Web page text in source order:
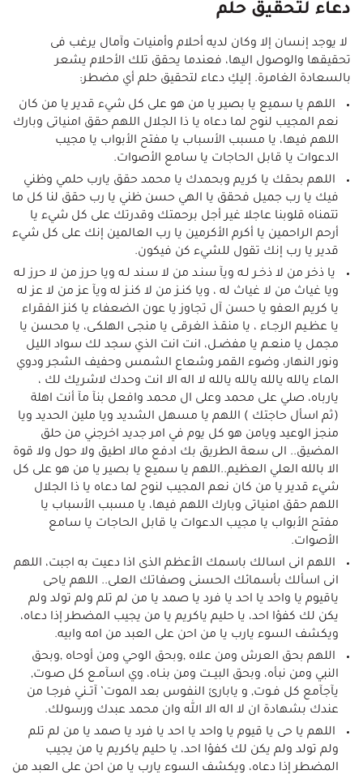
دعاء لتحقيق حلم
لا يوجد إنسان إلا وكان لديه أحلام وأمنيات وآمال يرغب فى
تحقيقها والوصول اليها، فعندما يحقق تلك الأحلام يشعر
بالسعادة الغامرة. إليكِ دعاء لتحقيق حلم أي مضطر:
اللهم يا سميع يا بصير يا من هو على كل شيء قدير يا من كان
نعم المجيب لنوح لما دعاه يا ذا الجلال اللهم حقق امنياتى وبارك
اللهم فيها، يا مسبب الأسباب يا مفتح الأبواب يا مجيب
الدعوات يا قابل الحاجات يا سامع الأصوات.
اللهم بحقك يا كريم وبحمدك يا محمد حقق يارب حلمي وظني
فيك يا رب جميل فحقق يا الهي حسن ظني يا رب حقق لنا كل ما
تتمناه قلوبنا عاجلا غير أجل برحمتك وقدرتك على كل شيء يا
أرحم الراحمين يا أكرم الأكرمين يا رب العالمين إنك على كل شيء
قدير يا رب إنك تقول للشيء كن فيكون.
يا ذخر من لا ذخـر لـه ويآ سنـد من لا سـند لـه ويا حرز من لا حرز لـه
ويا غياث من لا غياث له ، ويا كنـز من لا كنـز له ويآ عز من لا عز له
يا كريم العفو يا حسن آل تجاوز يا عون الضعفاء يا كنز الفقراء
يا عظـيم الرجـاء ، يا منقـذ الغرقـى يا منجـى الهلكـى، يا محسن يا
مجمل يا منعـم يا مفضـل، انت انت الذي سجد لك سواد الليل
ونور النهار، وضوء القمر وشعاع الشمس وحفيف الشجر ودوي
الماء يالله يالله يالله يالله لا اله الا انت وحدك لاشريك لك ،
يارباه، صلي على محمد وعلى ال محمد وافعل بنآ مآ أنت اهلة
(ثم اسأل حاجتك ) اللهم يا مسهل الشديد ويا ملين الحديد ويا
منجز الوعيد ويامن هو كل يوم في امر جديد اخرجني من حلق
المضيق.. الى سعة الطريق بك ادفع مالا اطيق ولا حول ولا قوة
الا بالله العلي العظيم..اللهم يا سميع يا بصير يا من هو على كل
شيء قدير يا من كان نعم المجيب لنوح لما دعاه يا ذا الجلال
اللهم حقق امنياتى وبارك اللهم فيها، يا مسبب الأسباب يا
مفتح الأبواب يا مجيب الدعوات يا قابل الحاجات يا سامع
الأصوات.
اللهم انى اسالك باسمك الأعظم الذى اذا دعيت به اجبت، اللهم
انى اسألك بأسمائك الحسنى وصفاتك العلى.. اللهم ياحى
ياقيوم يا واحد يا احد يا فرد يا صمد يا من لم تلم ولم تولد ولم
يكن لك كفؤا احد، يا حليم ياكريم يا من يجيب المضطر إذا دعاه،
ويكشف السوء يارب يا من احن على العبد من امه وابيه.
اللهم بحق العرش ومن علاه ,وبحق الوحي ومن أوحاه ,وبحق
النبي ومن نبأه، وبحق البيــت ومن بنـاه، وي اسآمـع كل صـوت,
يآجآمع كل فـوت, و يابارئ النفوس بعد الموت’ آتــني فرجـا من
عندك بشهادة ان لا اله الا الله وان محمد عبدك ورسولك.
اللهم يا حى يا قيوم يا واحد يا احد يا فرد يا صمد يا من لم تلم
ولم تولد ولم يكن لك كفؤا احد، يا حليم ياكريم يا من يجيب
المضطر إذا دعاه، ويكشف السوء يارب يا من احن على العبد من